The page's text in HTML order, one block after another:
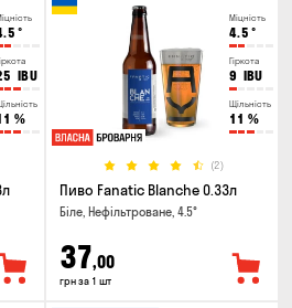
°
IBU
%
Міцність
4.5 °
Гіркота
9 IBU
Щільність
11 %
(2)
Пиво Fanatic Blanche 0.33л
Біле, Нефільтроване, 4.5°
37,00
грн за 1 шт